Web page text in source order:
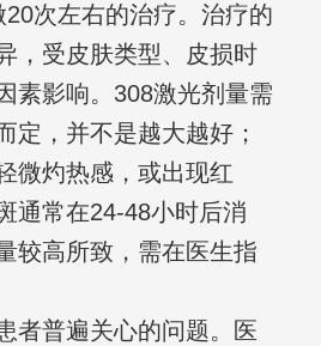
次左右的治疗。治疗的
，受皮肤类型、皮损时
素影响。308激光剂量需
定，并不是越大越好；
微灼热感，或出现红
通常在24-48小时后消
较高所致，需在医生指
者普遍关心的问题。医